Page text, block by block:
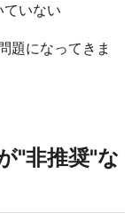
いない
題になってきま
"非推奨"な